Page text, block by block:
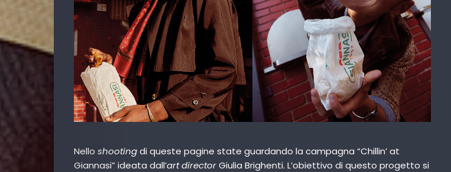
Nello shootingdi queste pagine state guardando la campagna “Chillin’ at
Giannasi” ideata dall’art directorGiulia Brighenti. L’obiettivo di questo progetto si